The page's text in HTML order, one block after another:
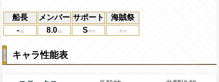
船長 メンバー サポート
海賊祭
-
8.0 S
キャラ性能表